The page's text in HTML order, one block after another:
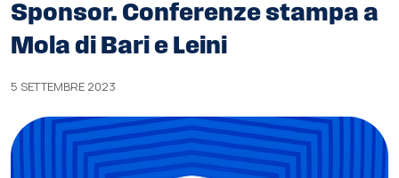
Sponsor. Conferenze stampa a
Mola di Bari e Leini
5 SETTEMBRE 2023